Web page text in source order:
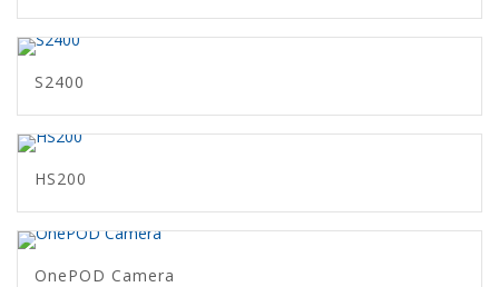
S2400
HS200
OnePOD Camera